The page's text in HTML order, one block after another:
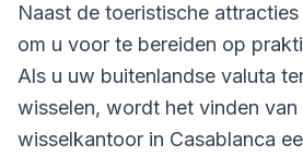
Naast de toeristische
om u voor te bereiden op
Als u uw buitenlandse valuta
wisselen, wordt het vinden van
wisselkantoor in Casablanca